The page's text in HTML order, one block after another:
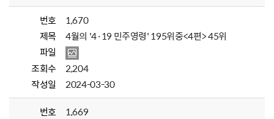
번호
1,670
제목
4월의 '4·19 민주영령' 195위중<4편> 45위
파일
조회수
2,204
작성일
2024-03-30
번호
1,669